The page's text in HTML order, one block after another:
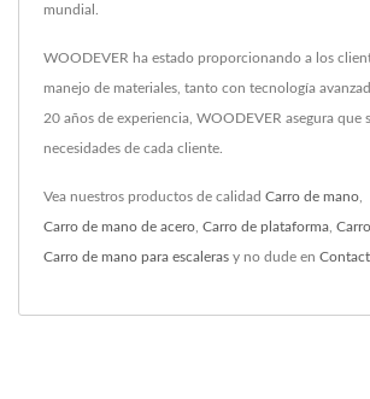
mundial.
WOODEVER ha estado proporcionando a los
manejo de materiales, tanto con tecnología
20 años de experiencia, WOODEVER asegura que
necesidades de cada cliente.
Vea nuestros productos de calidad Carro de mano
Carro de mano de acero Carro de plataforma
Carro de mano para escaleras y no dude en